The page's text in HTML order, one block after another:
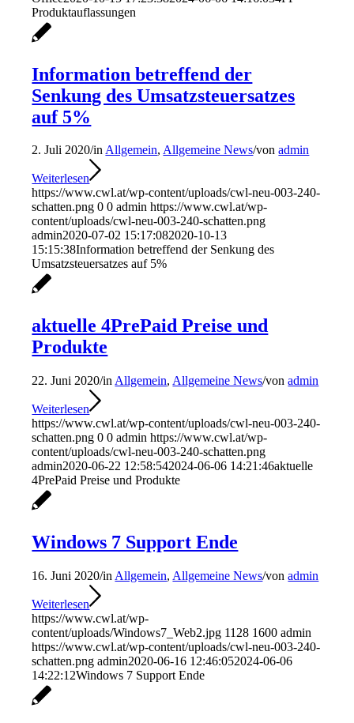
Produktauflassungen
Information betreffend der
Senkung des Umsatzsteuersatzes
auf 5%
2. Juli 2020/inAllgemein,Allgemeine News/vonadmin
Weiterlesen
https://www.cwl.at/wp-content/uploads/cwl-neu-003-240-
schatten.png 0 0 admin https://www.cwl.at/wp-
content/uploads/cwl-neu-003-240-schatten.png
admin2020-07-02 15:17:082020-10-13
15:15:38Information betreffend der Senkung des
Umsatzsteuersatzes auf 5%
aktuelle 4PrePaid Preise und
Produkte
22. Juni 2020/in Allgemein, Allgemeine News/vonadmin
Weiterlesen
https://www.cwl.at/wp-content/uploads/cwl-neu-003-240-
schatten.png 0 0 admin https://www.cwl.at/wp-
content/uploads/cwl-neu-003-240-schatten.png
admin2020-06-22 12:58:542024-06-06 14:21:46aktuelle
4PrePaid Preise und Produkte
Windows 7 Support Ende
16. Juni 2020/in Allgemein, Allgemeine News/vonadmin
Weiterlesen
https://www.cwl.at/wp-
content/uploads/Windows7_Web2.jpg 1128 1600 admin
https://www.cwl.at/wp-content/uploads/cwl-neu-003-240-
schatten.png admin2020-06-16 12:46:052024-06-06
14:22:12Windows 7 Support Ende